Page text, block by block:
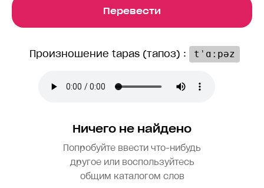
Перевести
Произношение tapas (тапоз) : tˈɑːpəz
Ничего не найдено
Попробуйте ввести что-нибудь
другое или воспользуйтесь
общим каталогом слов